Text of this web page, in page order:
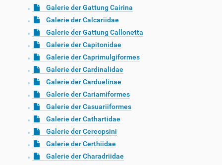
Galerie der Gattung Cairina
Galerie der Calcariidae
Galerie der Gattung Callonetta
Galerie der Capitonidae
Galerie der Caprimulgiformes
Galerie der Cardinalidae
Galerie der Carduelinae
Galerie der Cariamiformes
Galerie der Casuariiformes
Galerie der Cathartidae
Galerie der Cereopsini
Galerie der Certhiidae
Galerie der Charadriidae